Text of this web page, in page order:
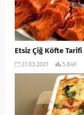
Etsiz Çiğ Köfte Tarifi
27.03.2021 5.849